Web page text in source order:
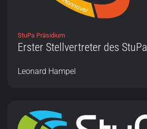
StuPa Präsidium
Erster Stellvertreter des StuPa
Leonard Hampel